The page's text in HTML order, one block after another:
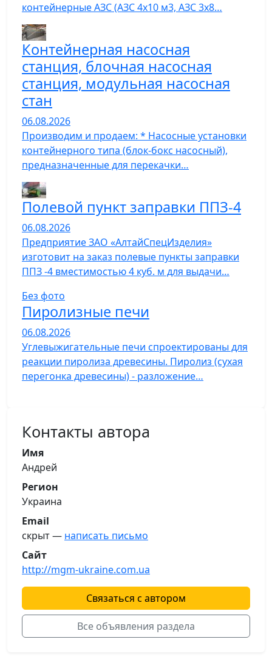
контейнерные АЗС (АЗС 4х10 м3, АЗС 3х8…
Контейнерная насосная
станция, блочная насосная
станция, модульная насосная
стан
06.08.2026
Производим и продаем: * Насосные установки
контейнерного типа (блок-бокс насосный),
предназначенные для перекачки…
Полевой пункт заправки ППЗ-4
06.08.2026
Предприятие ЗАО «АлтайСпецИзделия»
изготовит на заказ полевые пункты заправки
ППЗ -4 вместимостью 4 куб. м для выдачи…
Без фото
Пиролизные печи
06.08.2026
Углевыжигательные печи спроектированы для
реакции пиролиза древесины. Пиролиз (сухая
перегонка древесины) - разложение…
Контакты автора
Имя
Андрей
Регион
Украина
Email
скрыт — написать письмо
Сайт
http://mgm-ukraine.com.ua
Связаться с автором
Все объявления раздела